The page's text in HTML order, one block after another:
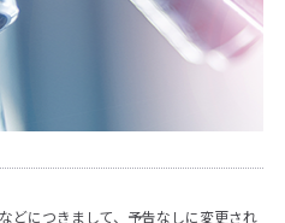
どにつきまして、予告なしに変更され